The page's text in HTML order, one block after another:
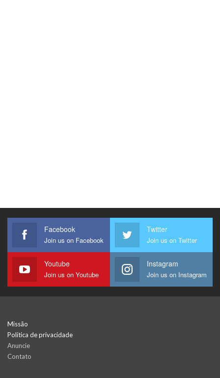
Facebook
Join us on Facebook
Twitter
Join us on Twitter
Youtube
Join us on Youtube
Instagram
Join us on Instagram
Missão
Política de privacidade
Anuncie
Contato